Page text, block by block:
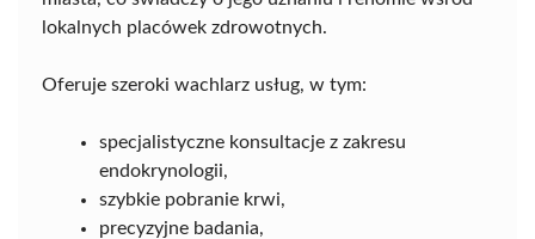
lokalnych placówek zdrowotnych.
Oferuje szeroki wachlarz usług, w tym:
specjalistyczne konsultacje z zakresu
endokrynologii,
szybkie pobranie krwi,
precyzyjne badania,